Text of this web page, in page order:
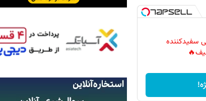
سفیدکننده